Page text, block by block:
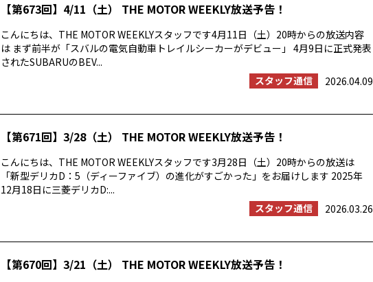
【第673回】4/11（土） THE MOTOR WEEKLY放送予告！
こんにちは、THE MOTOR WEEKLYスタッフです4月11日（土）20時からの放送内容
は まず前半が「スバルの電気自動車トレイルシーカーがデビュー」 4月9日に正式発表
されたSUBARUのBEV...
スタッフ通信
2026.04.09
【第671回】3/28（土） THE MOTOR WEEKLY放送予告！
こんにちは、THE MOTOR WEEKLYスタッフです3月28日（土）20時からの放送は
「新型デリカD：5（ディーファイブ）の進化がすごかった」をお届けします 2025年
12月18日に三菱デリカD:...
スタッフ通信
2026.03.26
【第670回】3/21（土） THE MOTOR WEEKLY放送予告！